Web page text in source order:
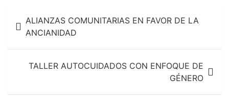
k
p
Navegación
de
entradas
ALIANZAS COMUNITARIAS EN FAVOR DE LA
ANCIANIDAD
TALLER AUTOCUIDADOS CON ENFOQUE DE
GÉNERO